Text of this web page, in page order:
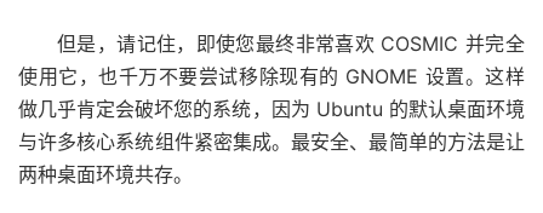
但是，请记住，即使您最终非常喜欢 COSMIC 并完全
使用它，也千万不要尝试移除现有的 GNOME 设置。这样
做几乎肯定会破坏您的系统，因为 Ubuntu 的默认桌面环境
与许多核心系统组件紧密集成。最安全、最简单的方法是让
两种桌面环境共存。